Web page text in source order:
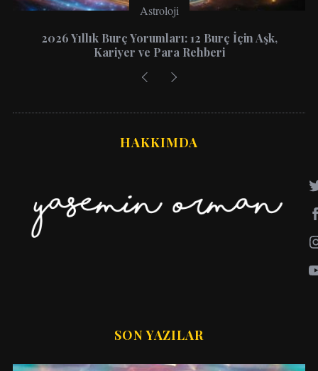
Astroloji
2026 Yıllık Burç Yorumları: 12 Burç İçin Aşk,
Kariyer ve Para Rehberi
HAKKIMDA
SON YAZILAR